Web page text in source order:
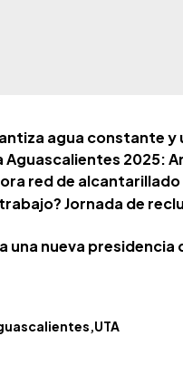
agua constante
Aguascalientes 2025:
red de
Jornada de
una nueva
UTA